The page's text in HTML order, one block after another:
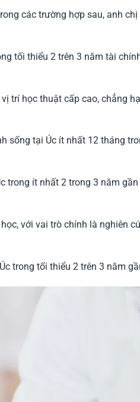
các trường hợp sau, anh chị
tối thiểu 2 trên 3 năm tài
trí học thuật cấp cao, chẳng
sống tại Úc ít nhất 12 tháng
trong ít nhất 2 trong 3 năm
với vai trò chính là nghiên
trong tối thiểu 2 trên 3 năm